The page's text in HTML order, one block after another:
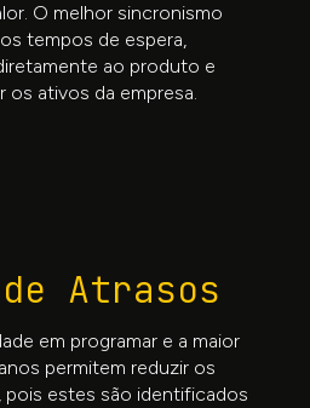
O melhor sincronismo
tempos de espera,
ao produto e
os ativos da empresa.
de Atrasos
em programar e a maior
permitem reduzir os
pois estes são identificados